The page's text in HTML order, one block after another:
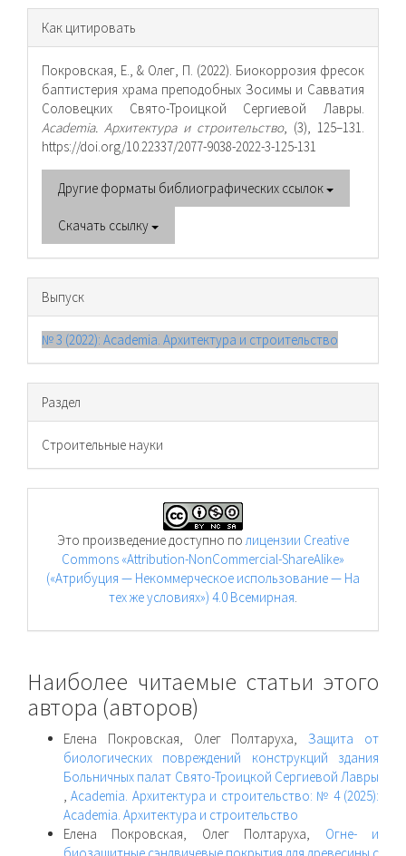
Информация
о статье
Как цитировать
Покровская, Е., & Олег, П. (2022). Биокоррозия фресок
баптистерия храма преподобных Зосимы и Савватия
Соловецких Свято-Троицкой Сергиевой Лавры.
Academia. Архитектура и строительство, (3), 125–131.
https://doi.org/10.22337/2077-9038-2022-3-125-131
Другие форматы библиографических ссылок
Скачать ссылку
Выпуск
№ 3 (2022): Academia. Архитектура и строительство
Раздел
Cтроительные науки
Это произведение доступно полицензии Creative
Commons «Attribution-NonCommercial-ShareAlike»
(«Атрибуция — Некоммерческое использование — На
тех же условиях») 4.0 Всемирная.
Наиболее читаемые статьи этого
автора (авторов)
Елена Покровская, Олег Полтаруха,Защита от
биологических повреждений конструкций здания
Больничных палат Свято-Троицкой Сергиевой Лавры
,Academia. Архитектура и строительство: № 4 (2025):
Academia. Архитектура и строительство
Елена Покровская, Олег Полтаруха, Огне- и